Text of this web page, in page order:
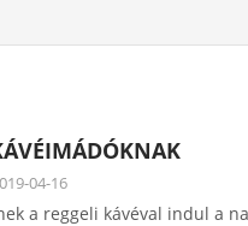
04-16
a reggeli kávéval indul a